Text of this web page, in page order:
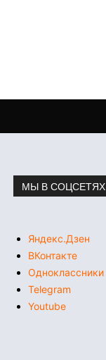
МЫ В СОЦСЕТЯХ
Яндекс.Дзен
ВКонтакте
Одноклассники
Telegram
Youtube